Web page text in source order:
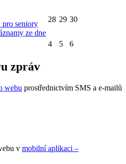
pro seniory
ze dne
28 29 30
4 5 6
zpráv
webu prostřednictvím SMS a e-mailů
v mobilní aplikaci –